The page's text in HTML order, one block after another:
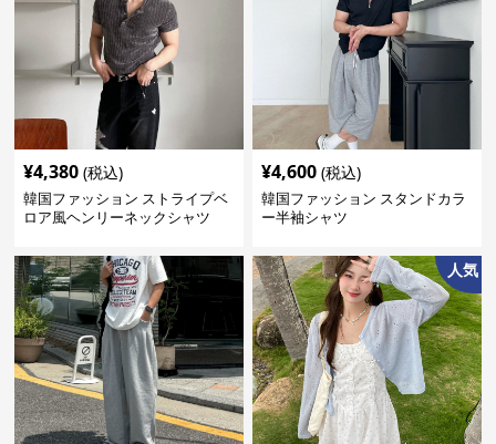
¥4,380 (税込)
韓国ファッション ストライプベ
ロア風ヘンリーネックシャツ
¥4,600 (税込)
韓国ファッション スタンドカラ
ー半袖シャツ
人気